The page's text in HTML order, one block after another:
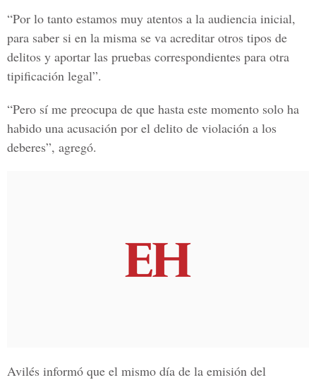
“Por lo tanto estamos muy atentos a la audiencia inicial,
para saber si en la misma se va acreditar otros tipos de
delitos y aportar las pruebas correspondientes para otra
tipificación legal”.
“Pero sí me preocupa de que hasta este momento solo ha
habido una acusación por el delito de violación a los
deberes”, agregó.
Avilés informó que el mismo día de la emisión del